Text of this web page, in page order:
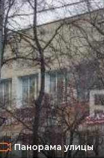
Панорама улицы